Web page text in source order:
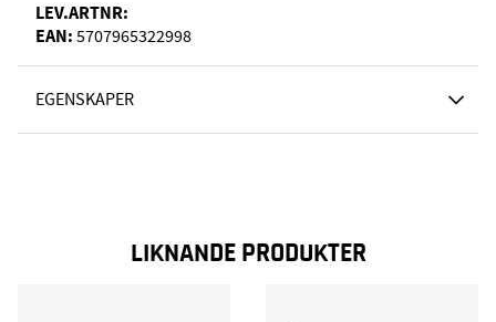
LEV.ARTNR:
EAN: 5707965322998
EGENSKAPER
LIKNANDE PRODUKTER